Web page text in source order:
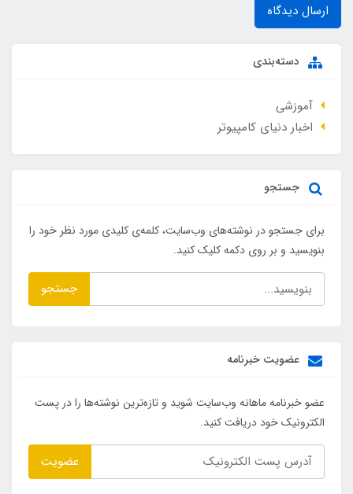
ارسال دیدگاه
دسته‌بندی
آموزشی
اخبار دنیای کامپیوتر
جستجو
برای جستجو در نوشته‌های وب‌سایت، کلمه‌ی کلیدی مورد نظر خود را
بنویسید و بر روی دکمه کلیک کنید.
جستجو
عضویت خبرنامه
عضو خبرنامه ماهانه وب‌سایت شوید و تازه‌ترین نوشته‌ها را در پست
الکترونیک خود دریافت کنید.
عضویت